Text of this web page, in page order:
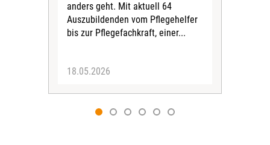
anders geht. Mit aktuell 64
Auszubildenden vom Pflegehelfer
bis zur Pflegefachkraft, einer...
18.05.2026